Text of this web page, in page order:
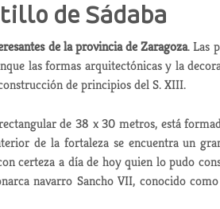
de Sádaba
de la provincia de Zaragoza. Las
las formas arquitectónicas y la
de principios del S. XIII.
de 38 x 30 metros, está
de la fortaleza se encuentra un
certeza a día de hoy quien lo pudo
navarro Sancho VII, conocido